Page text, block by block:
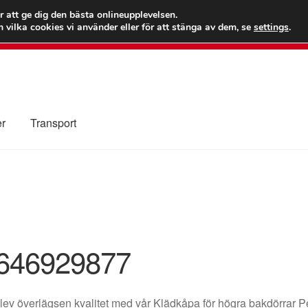
kr
Ring
Transport
överlägsen kvalitet med vår Klädkåpa för högra bakdörrar
att ge dig den bästa onlineupplevelsen.
vilka cookies vi använder eller för att stänga av dem, se settings.